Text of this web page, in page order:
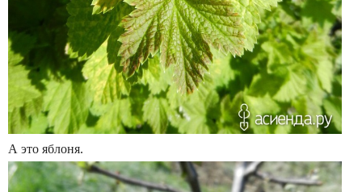
А это яблоня.